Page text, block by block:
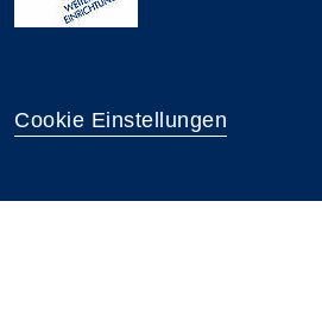
Cookie Einstellungen